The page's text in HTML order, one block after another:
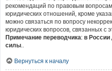
рекомендаций по правовым
юридических отношений, кроме
можно связаться по вопросу
юридических вопросов, связанных с
Примечание переводчика: в
силы..
Вернуться к началу